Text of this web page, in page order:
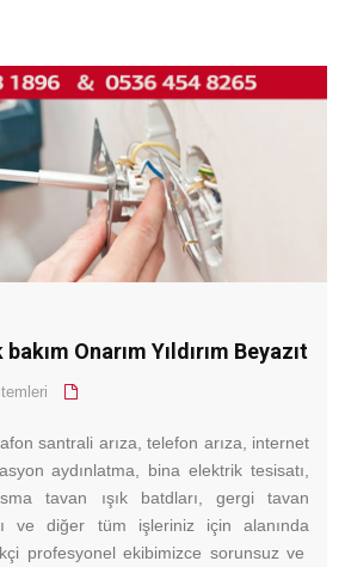
Onarım Yıldırım Beyazıt
santrali arıza, telefon arıza, internet
aydınlatma, bina elektrik tesisatı,
tavan ışık batdları, gergi tavan
ve diğer tüm işleriniz için alanında
profesyonel ekibimizce sorunsuz ve